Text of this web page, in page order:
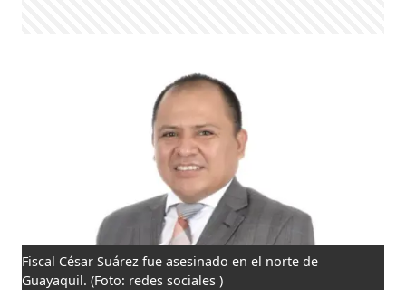
Fiscal César Suárez fue asesinado en el norte de
Guayaquil. (Foto: redes sociales )